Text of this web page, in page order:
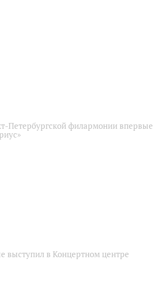
Петербургской филармонии впервые
выступил в Концертном центре